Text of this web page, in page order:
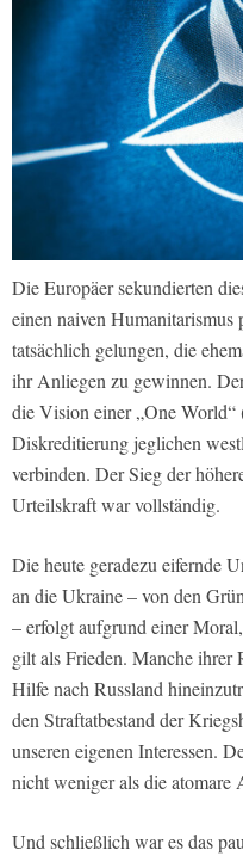
Die Europäer sekundierten
einen naiven
tatsächlich gelungen, die
ihr Anliegen zu gewinnen.
die Vision einer „One World“
Diskreditierung jeglichen
verbinden. Der Sieg der
Urteilskraft war vollständig.
Die heute geradezu eifernde
an die Ukraine – von den
– erfolgt aufgrund einer
gilt als Frieden. Manche ihrer
Hilfe nach Russland
den Straftatbestand der
unseren eigenen Interessen.
nicht weniger als die atomare
Und schließlich war es das